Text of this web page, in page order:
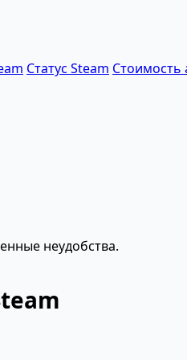
Статус Steam Стоимость
неудобства.